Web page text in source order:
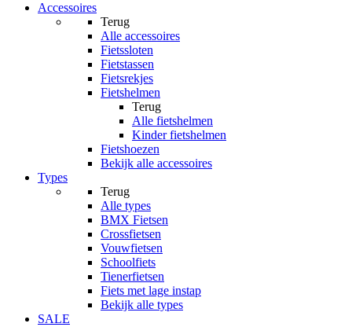
Accessoires
Terug
Alle accessoires
Fietssloten
Fietstassen
Fietsrekjes
Fietshelmen
Terug
Alle fietshelmen
Kinder fietshelmen
Fietshoezen
Bekijk alle accessoires
Types
Terug
Alle types
BMX Fietsen
Crossfietsen
Vouwfietsen
Schoolfiets
Tienerfietsen
Fiets met lage instap
Bekijk alle types
SALE